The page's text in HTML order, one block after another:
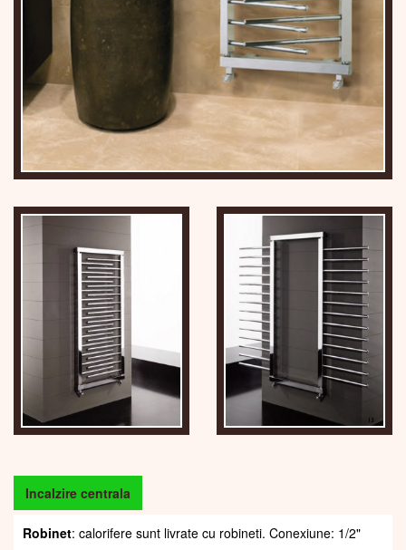
Incalzire centrala
Robinet: calorifere sunt livrate cu robineti. Conexiune: 1/2"